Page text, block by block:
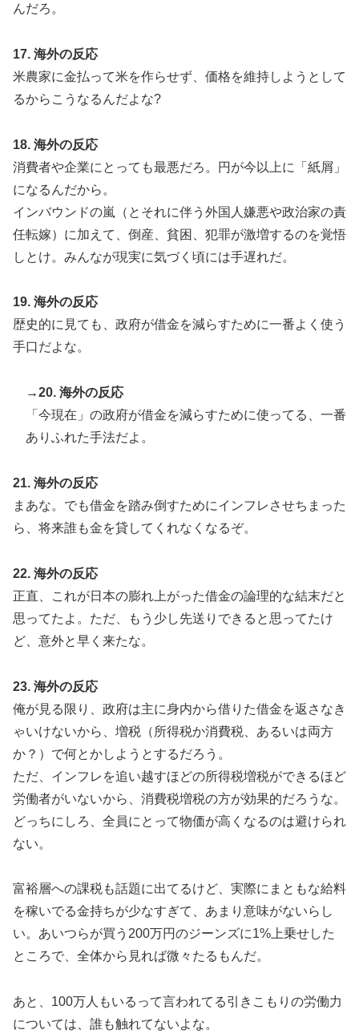
んだろ。
17. 海外の反応
米農家に金払って米を作らせず、価格を維持しようとして
るからこうなるんだよな?
18. 海外の反応
消費者や企業にとっても最悪だろ。円が今以上に「紙屑」
になるんだから。
インバウンドの嵐（とそれに伴う外国人嫌悪や政治家の責
任転嫁）に加えて、倒産、貧困、犯罪が激増するのを覚悟
しとけ。みんなが現実に気づく頃には手遅れだ。
19. 海外の反応
歴史的に見ても、政府が借金を減らすために一番よく使う
手口だよな。
→20. 海外の反応
「今現在」の政府が借金を減らすために使ってる、一番
ありふれた手法だよ。
21. 海外の反応
まあな。でも借金を踏み倒すためにインフレさせちまった
ら、将来誰も金を貸してくれなくなるぞ。
22. 海外の反応
正直、これが日本の膨れ上がった借金の論理的な結末だと
思ってたよ。ただ、もう少し先送りできると思ってたけ
ど、意外と早く来たな。
23. 海外の反応
俺が見る限り、政府は主に身内から借りた借金を返さなき
ゃいけないから、増税（所得税か消費税、あるいは両方
か？）で何とかしようとするだろう。
ただ、インフレを追い越すほどの所得税増税ができるほど
労働者がいないから、消費税増税の方が効果的だろうな。
どっちにしろ、全員にとって物価が高くなるのは避けられ
ない。
富裕層への課税も話題に出てるけど、実際にまともな給料
を稼いでる金持ちが少なすぎて、あまり意味がないらし
い。あいつらが買う200万円のジーンズに1%上乗せした
ところで、全体から見れば微々たるもんだ。
あと、100万人もいるって言われてる引きこもりの労働力
については、誰も触れてないよな。